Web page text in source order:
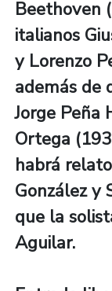
Beethoven
italianos
y Lorenzo
además de
Jorge Peña
Ortega
habrá
González y
que la
Aguilar.